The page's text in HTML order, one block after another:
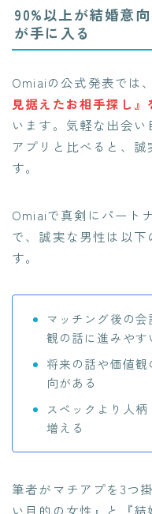
90%以上が結婚意
が手に入る
Omiaiの公式発表では、
見据えたお相手探し』
います。気軽な出会
アプリと比べると、
す。
Omiaiで真剣にパート
で、誠実な男性は以下
す。
マッチング後の
観の話に進みやす
将来の話や価値
向がある
スペックより人
増える
筆者がマチアプを3つ
い目的の女性』と『